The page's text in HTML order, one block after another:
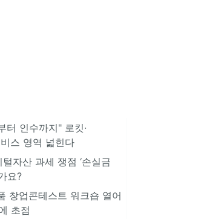
터 인수까지" 로킷·
스 영역 넓힌다
자산 과세 쟁점 ‘손실금
요?
창업콘테스트 워크숍 열어
초점